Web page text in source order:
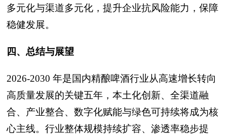
多元化与渠道多元化，提升企业抗风险能力，保障
稳健发展。
四、总结与展望
2026-2030 年是国内精酿啤酒行业从高速增长转向
高质量发展的关键五年，本土化创新、全渠道融
合、产业整合、数字化赋能与绿色可持续将成为核
心主线。行业整体规模持续扩容、渗透率稳步提